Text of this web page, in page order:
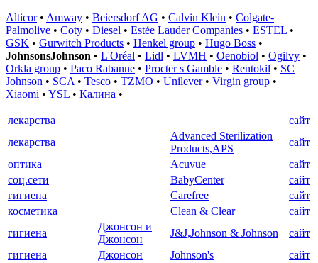
Alticor• Amway • Beiersdorf AG • Calvin Klein • Colgate-
Palmolive • Coty • Diesel • Estée Lauder Companies • ESTEL •
GSK • Gurwitch Products • Henkel group • Hugo Boss •
JohnsonsJohnson • L'Oréal • Lidl • LVMH • Oenobiol • Ogilvy •
Orkla group • Paco Rabanne • Procter s Gamble • Rentokil • SC
Johnson • SCA • Tesco • TZMO • Unilever• Virgin group •
Xiaomi • YSL • Калина •
лекарства
сайт
лекарства
Advanced Sterilization
Products,APS
сайт
оптика
Acuvue
сайт
соц.сети
BabyCenter
сайт
гигиена
Carefree
сайт
косметика
Clean & Clear
сайт
гигиена
Джонсон и
Джонсон
J&J,Johnson & Johnson
сайт
гигиена
Джонсон Johnson's
сайт